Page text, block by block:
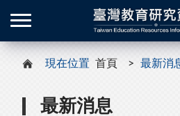
現在位置 首頁 最新消
最新消息